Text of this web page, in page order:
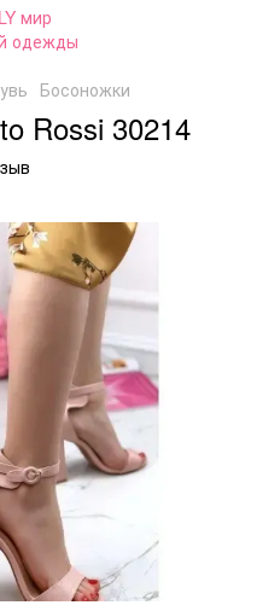
Босоножки
Rossi 30214